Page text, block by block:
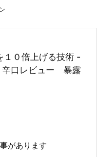
次へ

０倍上げる技術 -
口レビュー 暴露
があります